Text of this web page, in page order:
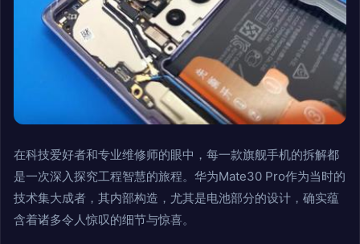
在科技爱好者和专业维修师的眼中，每一款旗舰手机的拆解都
是一次深入探究工程智慧的旅程。华为Mate30 Pro作为当时的
技术集大成者，其内部构造，尤其是电池部分的设计，确实蕴
含着诸多令人惊叹的细节与惊喜。